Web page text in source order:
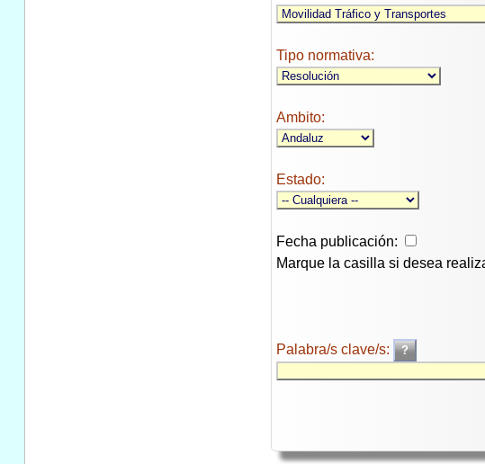
Tipo normativa:
Ambito:
Estado:
Fecha publicación:
Marque la casilla si desea
Palabra/s clave/s: